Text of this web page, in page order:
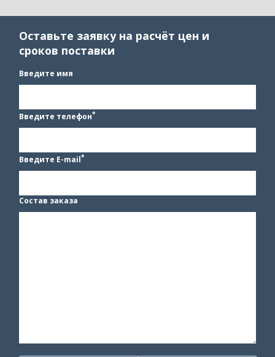
Оставьте заявку на расчёт цен и
сроков поставки
Введите имя
Введите телефон*
Введите E-mail*
Состав заказа